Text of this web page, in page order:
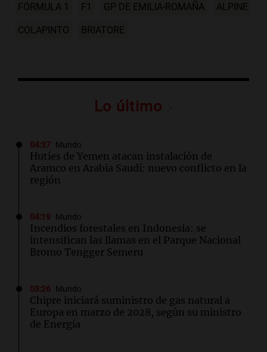
FÓRMULA 1 F1 GP DE EMILIA-ROMAÑA ALPINE
COLAPINTO BRIATORE
Lo último
04:37 Mundo
Hutíes de Yemen atacan instalación de
Aramco en Arabia Saudí: nuevo conflicto en la
región
04:19 Mundo
Incendios forestales en Indonesia: se
intensifican las llamas en el Parque Nacional
Bromo Tengger Semeru
03:26 Mundo
Chipre iniciará suministro de gas natural a
Europa en marzo de 2028, según su ministro
de Energía